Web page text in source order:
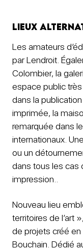
Lieux
Les amateurs
par Lendroit.
Colombier, la
espace public
dans la
imprimée, la
remarquée dans
internationaux.
ou un
dans tous les cas
impression..
Nouveau lieu
territoires de l’art
de projets créé en
Bouchain. Dédié